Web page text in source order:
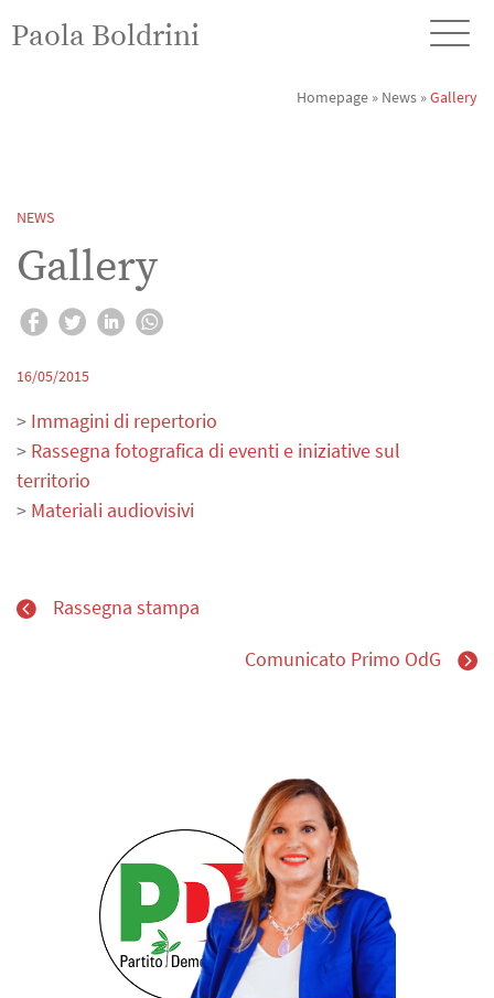
Paola Boldrini
Homepage » News »Gallery
NEWS
Gallery
16/05/2015
> Immagini di repertorio
> Rassegna fotografica di eventi e iniziative sul
territorio
> Materiali audiovisivi
Rassegna stampa
Comunicato Primo OdG